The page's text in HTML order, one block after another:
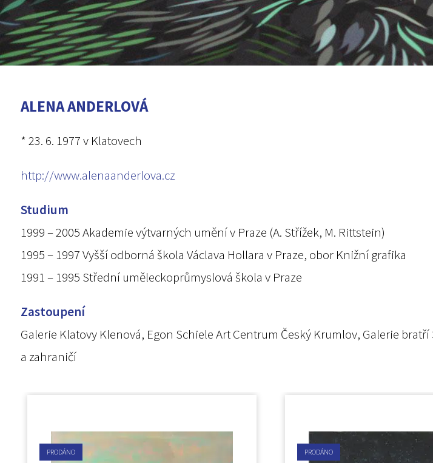
ALENA ANDERLOVÁ
* 23. 6. 1977 v Klatovech
http://www.alenaanderlova.cz
Studium
1999 – 2005 Akademie výtvarných umění v Praze (A. Střížek, M. Rittstein)
1995 – 1997 Vyšší odborná škola Václava Hollara v Praze, obor Knižní grafika
1991 – 1995 Střední uměleckoprůmyslová škola v Praze
Zastoupení
Galerie Klatovy Klenová, Egon Schiele Art Centrum Český Krumlov, Galerie
a zahraničí
PRODÁNO PRODÁNO